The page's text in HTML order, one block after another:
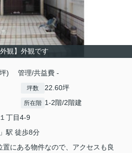
外観】外観です
坪) 管理/共益費 -
坪数 22.60坪
所在階 1-2階/2階建
１丁目4-9
」駅 徒歩8分
にある物件なので、アクセスも良